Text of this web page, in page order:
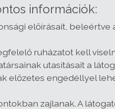
információk:
előírásait,
ruházatot kell
utasításait a
előzetes engedéllyel
zajlanak. A